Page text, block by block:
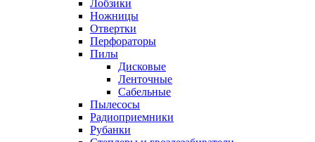
Лобзики
Ножницы
Отвертки
Перфораторы
Пилы
Дисковые
Ленточные
Сабельные
Пылесосы
Радиоприемники
Рубанки